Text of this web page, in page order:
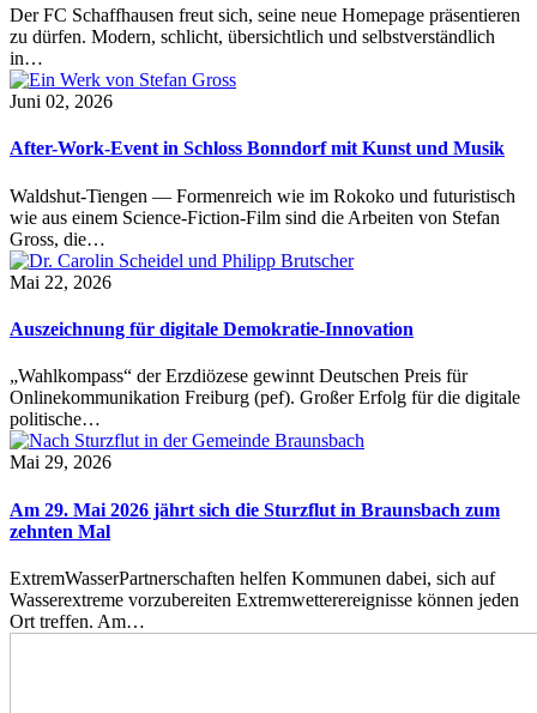
Der FC Schaffhausen freut sich, seine neue Homepage präsentieren
zu dürfen. Modern, schlicht, übersichtlich und selbstverständlich
in…
Juni 02, 2026
After-Work-Event in Schloss Bonndorf mit Kunst und Musik
Waldshut-Tiengen — Formenreich wie im Rokoko und futuristisch
wie aus einem Science-Fiction-Film sind die Arbeiten von Stefan
Gross, die…
Mai 22, 2026
Auszeichnung für digitale Demokratie-Innovation
„Wahlkompass“ der Erzdiözese gewinnt Deutschen Preis für
Onlinekommunikation Freiburg (pef). Großer Erfolg für die digitale
politische…
Mai 29, 2026
Am 29. Mai 2026 jährt sich die Sturzflut in Braunsbach zum
zehnten Mal
ExtremWasserPartnerschaften helfen Kommunen dabei, sich auf
Wasserextreme vorzubereiten Extremwetterereignisse können jeden
Ort treffen. Am…